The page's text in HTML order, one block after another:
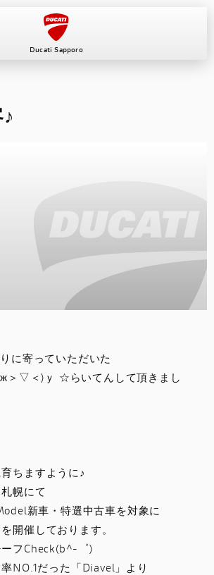
Ducati Sapporo
ーター
ュレーション
に寄っていただいた
＞▽＜)ｙ ☆らいてんして頂きまし
ちますように♪
幌にて
新車・特選中古車を対象に
を開催しております。
フCheck(b^-゜)
NO.1だった「Diavel」より